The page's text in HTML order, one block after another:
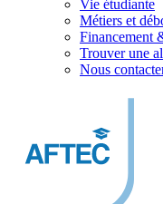
Vie étudiante
Métiers et
Financement
Trouver une
Nous